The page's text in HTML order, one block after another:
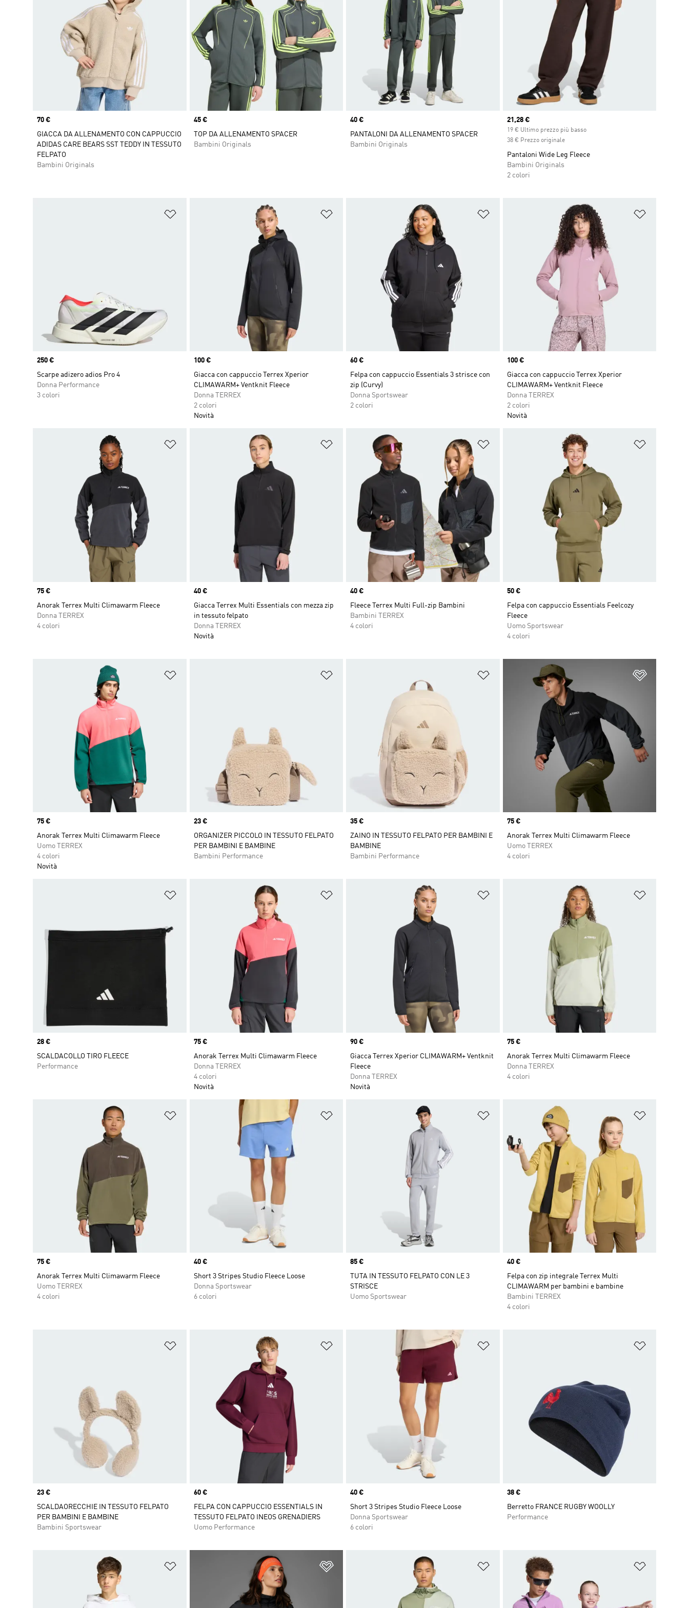
Price
70 €
GIACCA DA ALLENAMENTO CON CAPPUCCIO
ADIDAS CARE BEARS SST TEDDY IN TESSUTO
FELPATO
Bambini Originals
Price
45 €
TOP DA ALLENAMENTO SPACER
Bambini Originals
Price
40 €
PANTALONI DA ALLENAMENTO SPACER
Bambini Originals
Current price
21,28 €
19 € Ultimo prezzo più basso
38 € Prezzo originale
Pantaloni Wide Leg Fleece
Bambini Originals
2 colori
Aggiungi alla lista dei desideri
Price
250 €
Scarpe adizero adios Pro 4
Donna Performance
3 colori
Aggiungi alla lista dei desideri
Price
100 €
Giacca con cappuccio Terrex Xperior
CLIMAWARM+ Ventknit Fleece
Donna TERREX
2 colori
Novità
Aggiungi alla lista dei desideri
Price
60 €
Felpa con cappuccio Essentials 3 strisce con
zip (Curvy)
Donna Sportswear
2 colori
Price
100 €
Giacca con cappuccio Terrex Xperior
CLIMAWARM+ Ventknit Fleece
Donna TERREX
2 colori
Novità
Aggiungi alla lista dei desideri
Price
75 €
Anorak Terrex Multi Climawarm Fleece
Donna TERREX
4 colori
Aggiungi alla lista dei desideri
Price
40 €
Giacca Terrex Multi Essentials con mezza zip
in tessuto felpato
Donna TERREX
Novità
Aggiungi alla lista dei desideri
Price
40 €
Fleece Terrex Multi Full-zip Bambini
Bambini TERREX
4 colori
Price
50 €
Felpa con cappuccio Essentials Feelcozy
Fleece
Uomo Sportswear
4 colori
Price
75 €
Anorak Terrex Multi Climawarm Fleece
Uomo TERREX
4 colori
Novità
Price
23 €
ORGANIZER PICCOLO IN TESSUTO FELPATO
PER BAMBINI E BAMBINE
Bambini Performance
Aggiungi alla lista dei desideri
Price
35 €
ZAINO IN TESSUTO FELPATO PER BAMBINI E
BAMBINE
Bambini Performance
Price
75 €
Anorak Terrex Multi Climawarm Fleece
Uomo TERREX
4 colori
Aggiungi alla lista dei desideri
Price
28 €
SCALDACOLLO TIRO FLEECE
Performance
Aggiungi alla lista dei desideri
Price
75 €
Anorak Terrex Multi Climawarm Fleece
Donna TERREX
4 colori
Novità
Aggiungi alla lista dei desideri
Price
90 €
Giacca Terrex Xperior CLIMAWARM+ Ventknit
Fleece
Donna TERREX
Novità
Price
75 €
Anorak Terrex Multi Climawarm Fleece
Donna TERREX
4 colori
Aggiungi alla lista dei desideri
Price
75 €
Anorak Terrex Multi Climawarm Fleece
Uomo TERREX
4 colori
Aggiungi alla lista dei desideri
Price
40 €
Short 3 Stripes Studio Fleece Loose
Donna Sportswear
6 colori
Aggiungi alla lista dei desideri
Price
85 €
TUTA IN TESSUTO FELPATO CON LE 3
STRISCE
Uomo Sportswear
Price
40 €
Felpa con zip integrale Terrex Multi
CLIMAWARM per bambini e bambine
Bambini TERREX
4 colori
Aggiungi alla lista dei desideri
Price
23 €
SCALDAORECCHIE IN TESSUTO FELPATO
PER BAMBINI E BAMBINE
Bambini Sportswear
Aggiungi alla lista dei desideri
Price
60 €
FELPA CON CAPPUCCIO ESSENTIALS IN
TESSUTO FELPATO INEOS GRENADIERS
Uomo Performance
Price
40 €
Short 3 Stripes Studio Fleece Loose
Donna Sportswear
6 colori
Price
38 €
Berretto FRANCE RUGBY WOOLLY
Performance
Aggiungi alla lista dei desideri Aggiungi alla lista dei desideri Aggiungi alla lista dei desideri